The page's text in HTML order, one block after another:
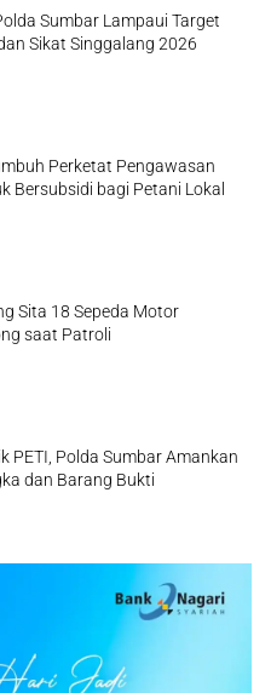
Sumbar Lampaui Target
Sikat Singgalang 2026
Perketat Pengawasan
Bersubsidi bagi Petani Lokal
Sita 18 Sepeda Motor
saat Patroli
PETI, Polda Sumbar Amankan
dan Barang Bukti